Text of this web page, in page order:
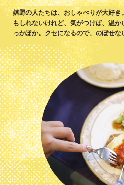
嬉野の人たちは、おしゃべりが大好き
もしれないけれど、気がつけば、温
っかぽか。クセになるので、のぼせな